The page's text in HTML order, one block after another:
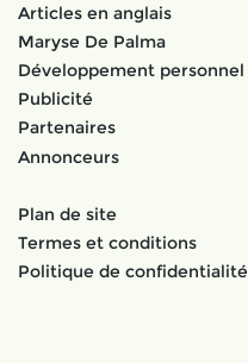
Articles en anglais
Maryse De Palma
Développement personnel
Publicité
Partenaires
Annonceurs
Plan de site
Termes et conditions
Politique de confidentialité